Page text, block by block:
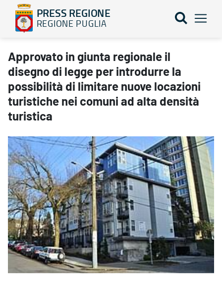
PRESS REGIONE
REGIONE PUGLIA
Approvato in giunta regionale il disegno di legge per introdurre
Approvato in giunta regionale il
disegno di legge per introdurre la
possibilità di limitare nuove locazioni
turistiche nei comuni ad alta densità
turistica